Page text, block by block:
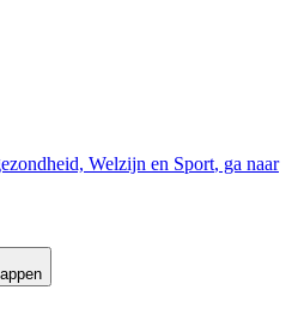
Welzijn en Sport, ga naar